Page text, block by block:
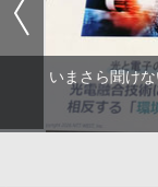
いまさら聞け